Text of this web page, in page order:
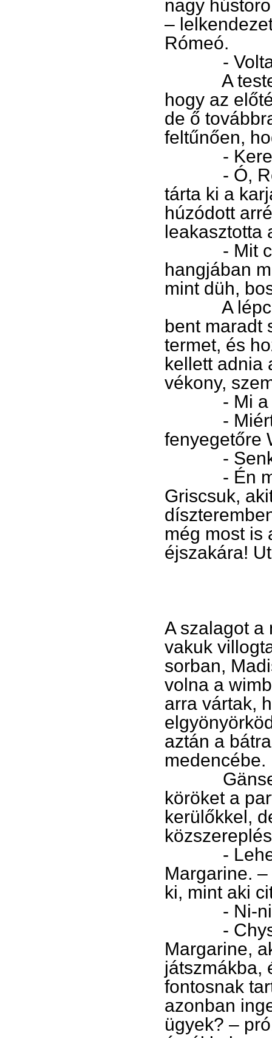
nagy
–
Rómeó.
- Voltam.
A testes
hogy az
de ő
feltűnően,
- Keres
- Ó,
tárta ki a
húzódott
leakasztotta
- Mit
hangjában
mint düh,
A
bent maradt
termet, és
kellett adnia
vékony,
- Mi a
- Miért
fenyegetőre
- Senki
- Én még
Griscsuk,
még most is
éjszakára!
A szalagot a
vakuk
sorban,
volna a
arra vártak,
aztán a
medencébe.
Gänse, a
köröket a
kerülőkkel,
-
Margarine.
ki, mint aki
- Ni-nincs
-
Margarine,
játszmákba,
fontosnak
azonban
ügyek? –